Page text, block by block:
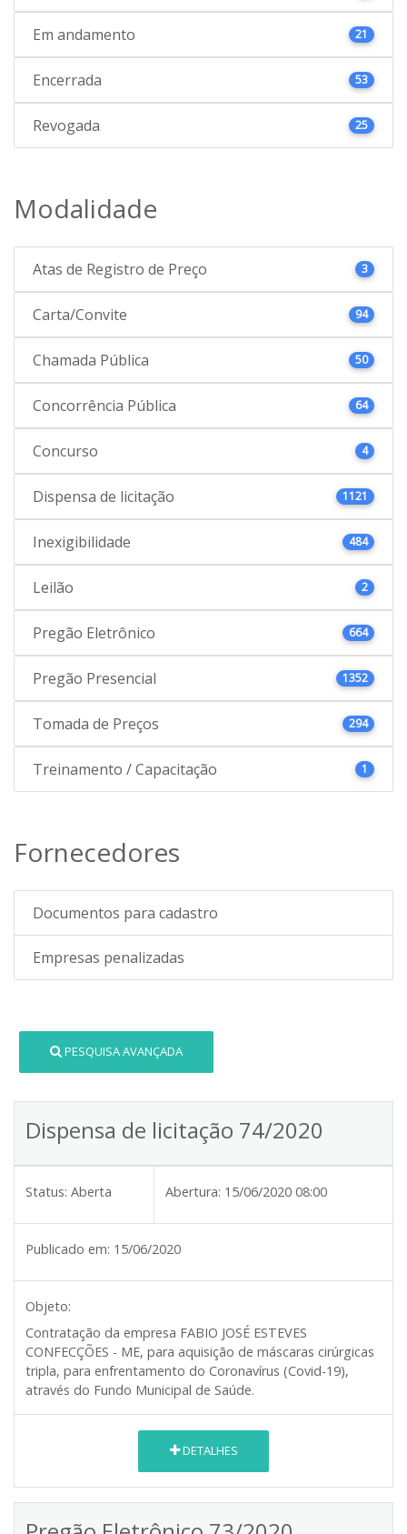
Em andamento 21
Encerrada 53
Revogada 25
Modalidade
Atas de Registro de Preço 3
Carta/Convite 94
Chamada Pública 50
Concorrência Pública 64
Concurso 4
Dispensa de licitação 1121
Inexigibilidade 484
Leilão 2
Pregão Eletrônico 664
Pregão Presencial 1352
Tomada de Preços 294
Treinamento / Capacitação 1
Fornecedores
Documentos para cadastro
Empresas penalizadas
PESQUISA AVANÇADA
Dispensa de licitação 74/2020
Status: Aberta Abertura: 15/06/2020 08:00
Publicado em: 15/06/2020
Objeto:
Contratação da empresa FABIO JOSÉ ESTEVES
CONFECÇÕES - ME, para aquisição de máscaras cirúrgicas
tripla, para enfrentamento do Coronavírus (Covid-19),
através do Fundo Municipal de Saúde.
DETALHES